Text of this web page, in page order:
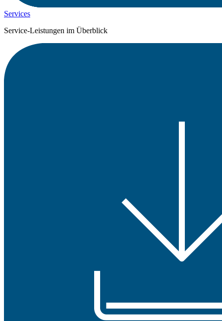
Services
Service-Leistungen im Überblick